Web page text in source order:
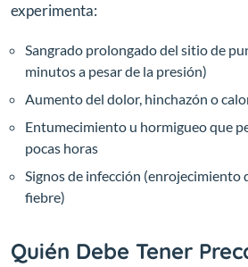
experimenta:
Sangrado prolongado del sitio de
minutos a pesar de la presión)
Aumento del dolor, hinchazón o
Entumecimiento u hormigueo que
pocas horas
Signos de infección (enrojecimiento
fiebre)
Quién Debe Tener